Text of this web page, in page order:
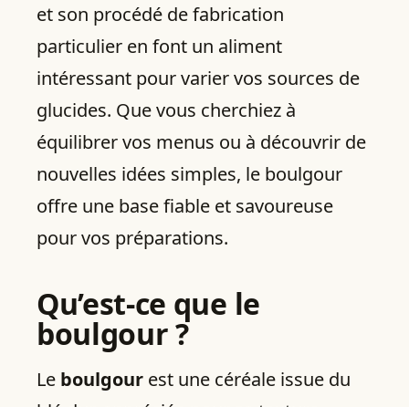
et son procédé de fabrication
particulier en font un aliment
intéressant pour varier vos sources de
glucides. Que vous cherchiez à
équilibrer vos menus ou à découvrir de
nouvelles idées simples, le boulgour
offre une base fiable et savoureuse
pour vos préparations.
Qu’est-ce que le
boulgour ?
Le boulgour est une céréale issue du